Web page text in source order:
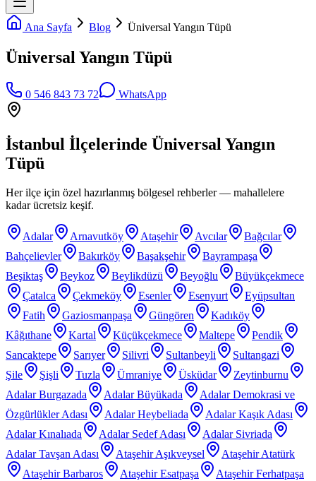
Ana Sayfa Blog Üniversal Yangın Tüpü
Üniversal Yangın Tüpü
0 546 843 73 72 WhatsApp
İstanbul İlçelerinde Üniversal Yangın
Tüpü
Her ilçe için özel hazırlanmış bölgesel rehberler — mahallelere
kadar ücretsiz keşif.
Adalar Arnavutköy Ataşehir Avcılar
Bağcılar
Bahçelievler
Bakırköy Başakşehir
Bayrampaşa
Beşiktaş
Beykoz Beylikdüzü Beyoğlu
Büyükçekmece
Çatalca
Çekmeköy Esenler Esenyurt
Eyüpsultan
Fatih
Gaziosmanpaşa Güngören
Kadıköy
Kâğıthane
Kartal Küçükçekmece Maltepe
Pendik
Sancaktepe
Sarıyer Silivri Sultanbeyli
Sultangazi
Şile
Şişli Tuzla Ümraniye Üsküdar
Zeytinburnu
Adalar Burgazada
Adalar Büyükada
Adalar Demokrasi ve
Özgürlükler Adası
Adalar Heybeliada
Adalar Kaşık Adası
Adalar Kınalıada
Adalar Sedef Adası
Adalar Sivriada
Adalar Tavşan Adası
Ataşehir Aşıkveysel
Ataşehir Atatürk
Ataşehir Barbaros
Ataşehir Esatpaşa
Ataşehir Ferhatpaşa